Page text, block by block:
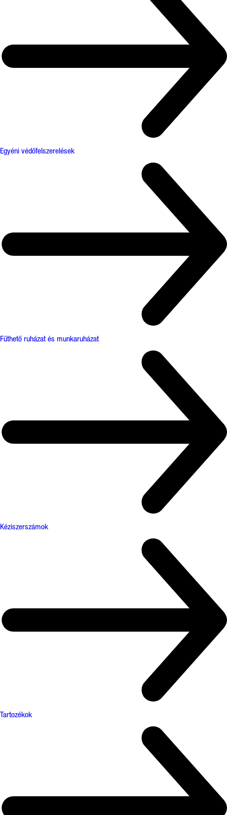
Egyéni védőfelszerelések
Fűthető ruházat és munkaruházat
Kéziszerszámok
Tartozékok